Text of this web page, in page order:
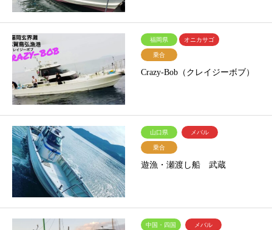
福岡県 オニカサゴ
乗合
Crazy-Bob（クレイジーボブ）
山口県 メバル
乗合
遊漁・瀬渡し船 武蔵
中国・四国 メバル